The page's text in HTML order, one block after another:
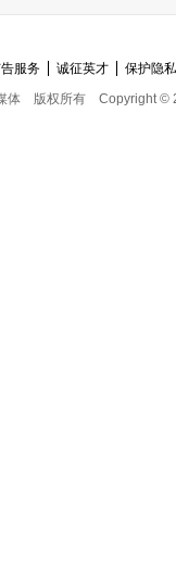
服务 诚征英才
保护隐
体
版权所有 Copyright ©